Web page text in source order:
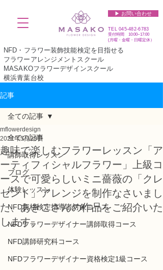
▶︎ お問い合わせ
TEL045-482-6783
受付時間 10:00~17:00​​​
(​月曜・金曜・日曜定休）
NFD・フラワー装飾技能検定を目指せる
フラワーアレンジメントスクール
MASAKOフラワーデザインスクール
横浜青葉台校
記事
全ての記事
講師取得レッスン
ブログ
体験レッスン
NFD資格検定指導者対象コース
NFDフラワーデザイナー講師取得コース
NFD講師研究科コース
NFDフラワーデザイナー資格検定1級コース
全ての記事
趣味で楽しむフラワーレッスン「ア
ーティフィシャルフラワー」上級コ
ースで可愛らしいミニ薔薇の「クレ
セント」アレンジを制作なさいまし
た、あきこさんの作品をご紹介いた
します。
mflowerdesign
2021年5月28日